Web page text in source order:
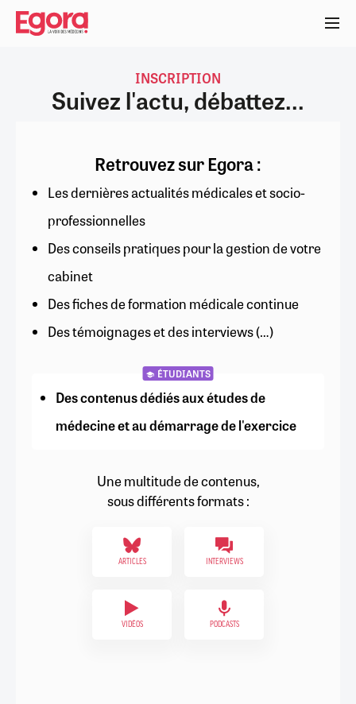
Aller
contenu
INSCRIPTION
Suivez l'actu, débattez...
Retrouvez sur Egora :
Les dernières actualités médicales et socio-
professionnelles
Des conseils pratiques pour la gestion de votre
cabinet
Des fiches de formation médicale continue
Des témoignages et des interviews (…)
ÉTUDIANTS
Des contenus dédiés aux études de
médecine et au démarrage de l'exercice
Une multitude de contenus,
sous différents formats :
ARTICLES INTERVIEWS
VIDÉOS PODCASTS